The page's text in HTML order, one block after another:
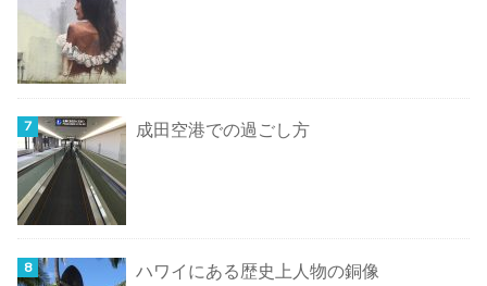
成田空港での過ごし方
ハワイにある歴史上人物の銅像